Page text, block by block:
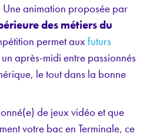
Une animation proposée par
des métiers du
permet auxfuturs
après-midi entre passionnés
le tout dans la bonne
de jeux vidéo et que
votre bac en Terminale, ce